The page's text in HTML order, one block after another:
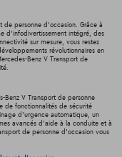
de personne d'occasion. Grâce à
d'infodivertissement intégré, des
sur mesure, vous restez
révolutionnaires en
Benz V Transport de
Benz V Transport de personne
de fonctionnalités de sécurité
d'urgence automatique, un
avancés d'aide à la conduite et à
de personne d'occasion vous